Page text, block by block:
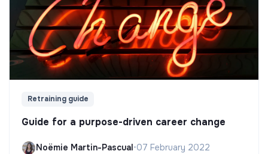
Retraining guide
Guide for a purpose-driven career change
Noëmie Martin-Pascual•07 February 2022